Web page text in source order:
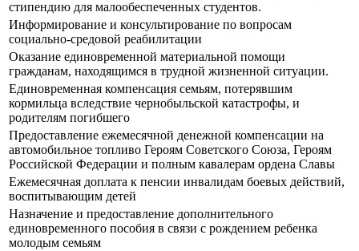
стипендию для малообеспеченных студентов.
Информирование и консультирование по вопросам
социально-средовой реабилитации
Оказание единовременной материальной помощи
гражданам, находящимся в трудной жизненной ситуации.
Единовременная компенсация семьям, потерявшим
кормильца вследствие чернобыльской катастрофы, и
родителям погибшего
Предоставление ежемесячной денежной компенсации на
автомобильное топливо Героям Советского Союза, Героям
Российской Федерации и полным кавалерам ордена Славы
Ежемесячная доплата к пенсии инвалидам боевых действий,
воспитывающим детей
Назначение и предоставление дополнительного
единовременного пособия в связи с рождением ребенка
молодым семьям